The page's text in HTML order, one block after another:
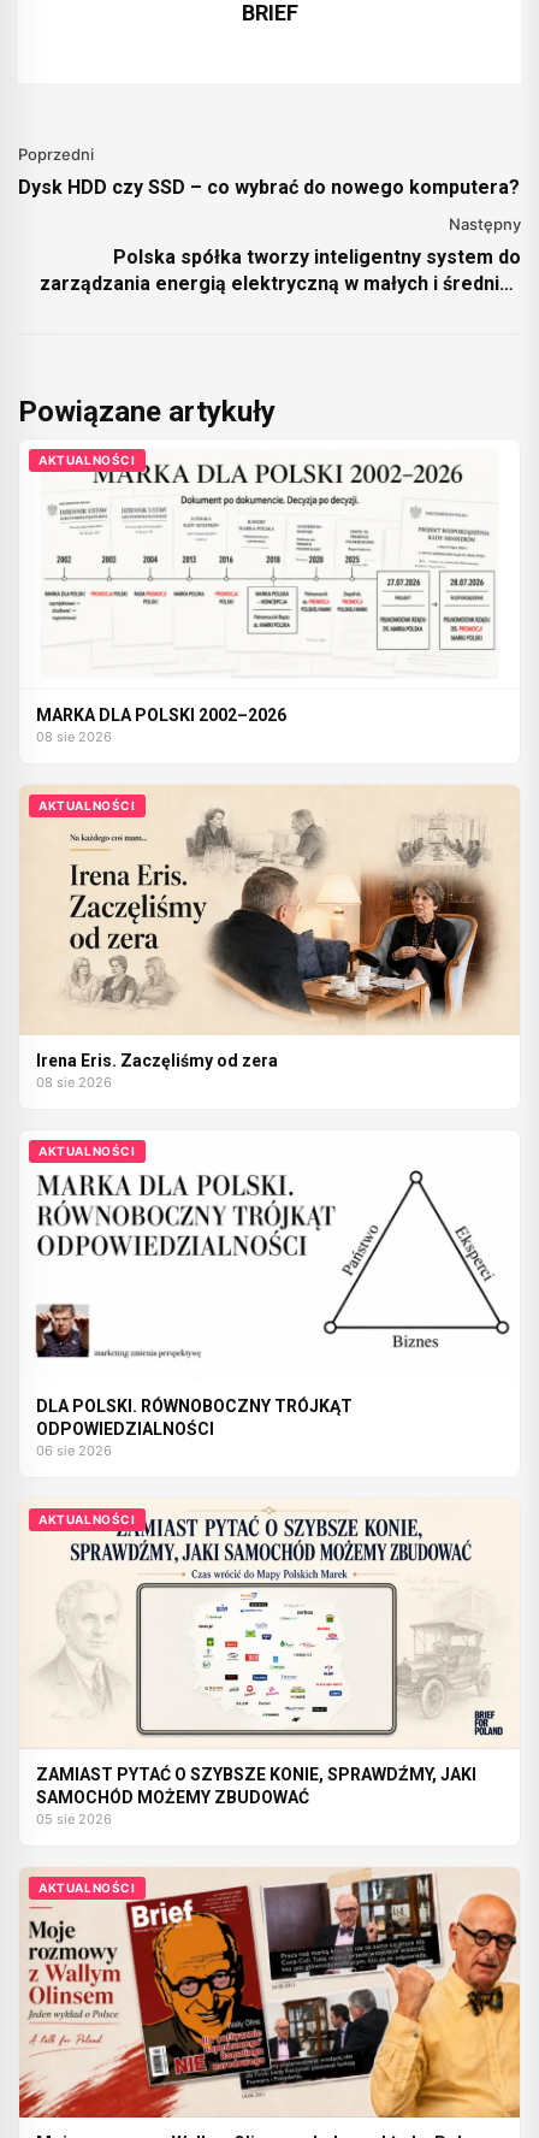
BRIEF
Poprzedni
Dysk HDD czy SSD – co wybrać do nowego komputera?
Następny
Polska spółka tworzy inteligentny system do
zarządzania energią elektryczną w małych i średnich
Powiązane artykuły
AKTUALNOŚCI
MARKA DLA POLSKI 2002–2026
08 sie 2026
AKTUALNOŚCI
Irena Eris. Zaczęliśmy od zera
08 sie 2026
AKTUALNOŚCI
DLA POLSKI. RÓWNOBOCZNY TRÓJKĄT
ODPOWIEDZIALNOŚCI
06 sie 2026
AKTUALNOŚCI
ZAMIAST PYTAĆ O SZYBSZE KONIE, SPRAWDŹMY, JAKI
SAMOCHÓD MOŻEMY ZBUDOWAĆ
05 sie 2026
AKTUALNOŚCI